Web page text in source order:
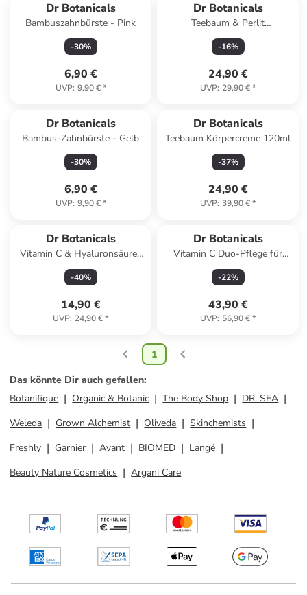
Dr Botanicals
Bambuszahnbürste - Pink
-30%
6,90 €
UVP: 9,90 €*
Dr Botanicals
Teebaum & Perlit
Gesichtspeeling 50ml
-16%
24,90 €
UVP: 29,90 €*
Dr Botanicals
Bambus-Zahnbürste - Gelb
-30%
6,90 €
UVP: 9,90 €*
Dr Botanicals
Teebaum Körpercreme 120ml
-37%
24,90 €
UVP: 39,90 €*
Dr Botanicals
Vitamin C & Hyaluronsäure-
Gesichtsserum 30ml
-40%
14,90 €
UVP: 24,90 €*
Dr Botanicals
Vitamin C Duo-Pflege für
strahlende Haut
-22%
43,90 €
UVP: 56,90 €*
1
Das könnte Dir auch gefallen:
Botanifique
Organic & Botanic The Body Shop
DR. SEA
Weleda
Grown Alchemist Oliveda
Skinchemists
Freshly
Garnier Avant BIOMED
Langé
Beauty Nature Cosmetics
Argani Care